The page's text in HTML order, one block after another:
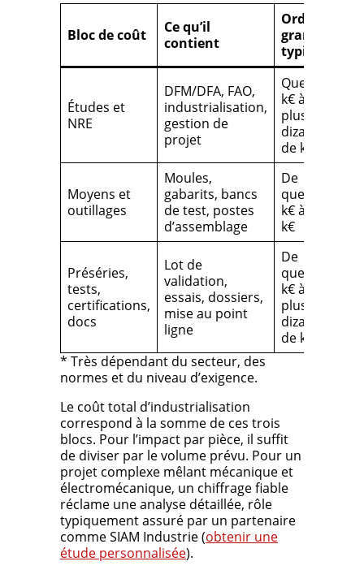
Bloc de coût
Ce qu’il
contient
Ordre de
grandeur
typique*
Études et
NRE
DFM/DFA, FAO,
industrialisation,
gestion de
projet
Quelques
k€ à
plusieurs
dizaines
de k€
Moyens et
outillages
Moules,
gabarits, bancs
de test, postes
d’assemblage
De
quelques
k€ à > 100
k€
Préséries,
tests,
certifications,
docs
Lot de
validation,
essais, dossiers,
mise au point
ligne
De
quelques
k€ à
plusieurs
dizaines
de k€
* Très dépendant du secteur, des
normes et du niveau d’exigence.
Le coût total d’industrialisation
correspond à la somme de ces trois
blocs. Pour l’impact par pièce, il suffit
de diviser par le volume prévu. Pour un
projet complexe mêlant mécanique et
électromécanique, un chiffrage fiable
réclame une analyse détaillée, rôle
typiquement assuré par un partenaire
comme SIAM Industrie (obtenir une
étude personnalisée).